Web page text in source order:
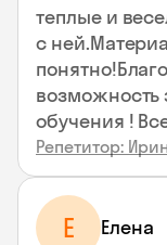
теплые и
с
возможность
обучения !
Репетитор:
Е Елена